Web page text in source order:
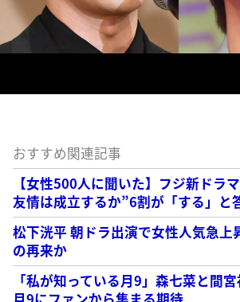
おすすめ関連記事
【女性500人に聞いた】フジ新ドラ
友情は成立するか”6割が「する」と
松下洸平 朝ドラ出演で女性人気急上
の再来か
「私が知っている月9」森七菜と間